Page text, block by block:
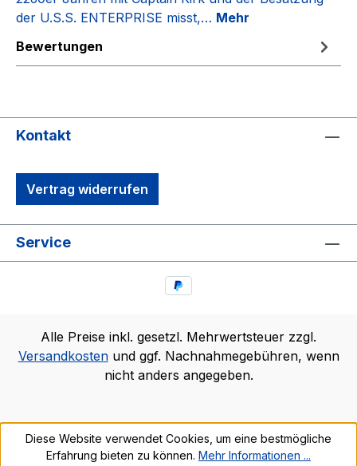
der U.S.S. ENTERPRISE misst,… Mehr
Bewertungen
Kontakt
Vertrag widerrufen
Service
Alle Preise inkl. gesetzl. Mehrwertsteuer zzgl.
Versandkostenund ggf. Nachnahmegebühren, wenn
nicht anders angegeben.
Diese Website verwendet Cookies, um eine bestmögliche
Erfahrung bieten zu können. Mehr Informationen ...